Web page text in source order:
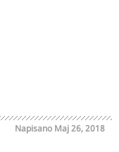
Napisano Maj 26, 2018